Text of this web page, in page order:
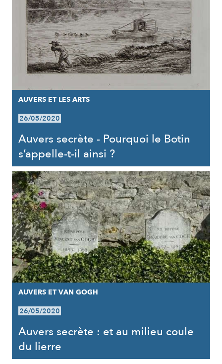
AUVERS ET LES ARTS
26/05/2020
Auvers secrète - Pourquoi le Botin
s’appelle-t-il ainsi ?
AUVERS ET VAN GOGH
26/05/2020
Auvers secrète : et au milieu coule
du lierre